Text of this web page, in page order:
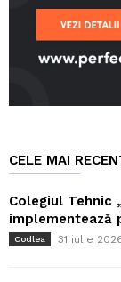
CELE MAI
Colegiul Tehnic
implementează
Codlea 31 iulie